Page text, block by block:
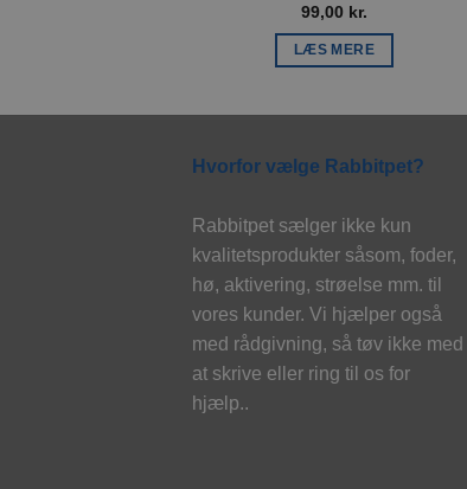
99,00 kr.
LÆS MERE
Hvorfor vælge Rabbitpet?
Rabbitpet sælger ikke kun
kvalitetsprodukter såsom, foder,
hø, aktivering, strøelse mm. til
vores kunder. Vi hjælper også
med rådgivning, så tøv ikke med
at skrive eller ring til os for
hjælp..